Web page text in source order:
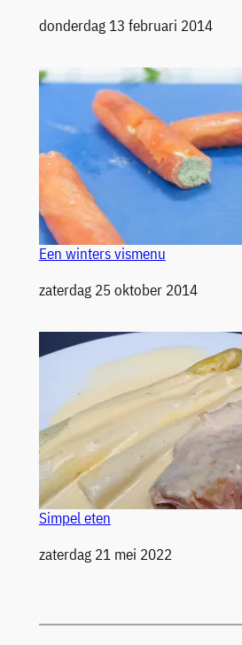
Datum
donderdag 13 februari 2014
Een winters vismenu
Datum
zaterdag 25 oktober 2014
Simpel eten
Datum
zaterdag 21 mei 2022